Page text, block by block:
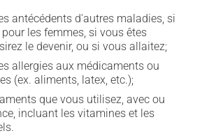
antécédents d'autres maladies, si
les femmes, si vous êtes
le devenir, ou si vous allaitez;
allergies aux médicaments ou
(ex. aliments, latex, etc.);
que vous utilisez, avec ou
incluant les vitamines et les